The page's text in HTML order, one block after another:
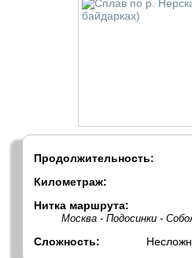
Продолжительность:
Километраж:
Нитка маршрута:
Москва - Подосинки -
Сложность: